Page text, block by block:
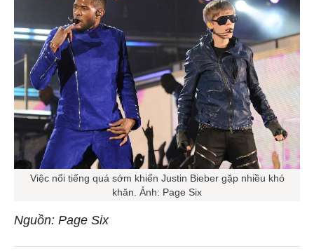
Việc nổi tiếng quá sớm khiến Justin Bieber gặp nhiều khó
khăn. Ảnh: Page Six
Nguồn: Page Six